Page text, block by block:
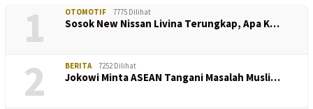
1 OTOMOTIF 7775 Dilihat
Sosok New Nissan Livina Terungkap, Apa K…
2 BERITA 7252 Dilihat
Jokowi Minta ASEAN Tangani Masalah Musli…